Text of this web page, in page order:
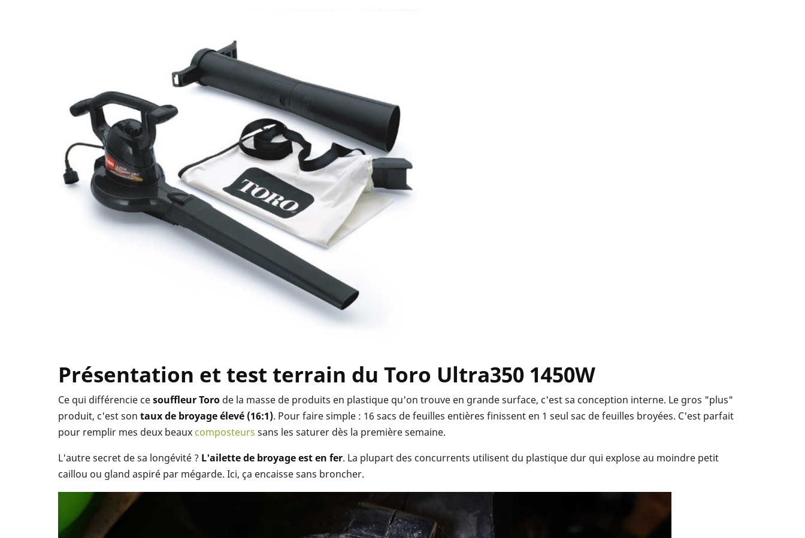
Présentation et test terrain du Toro Ultra350 1450W
Ce qui différencie cesouffleur Toro de la masse de produits en plastique qu'on trouve en grande surface, c'est sa conception interne. Le gros "plus"
produit, c'est son taux de broyage élevé (16:1). Pour faire simple : 16 sacs de feuilles entières finissent en 1 seul sac de feuilles broyées. C'est parfait
pour remplir mes deux beaux composteurs sans les saturer dès la première semaine.
L'autre secret de sa longévité ? L'ailette de broyage est en fer. La plupart des concurrents utilisent du plastique dur qui explose au moindre petit
caillou ou gland aspiré par mégarde. Ici, ça encaisse sans broncher.